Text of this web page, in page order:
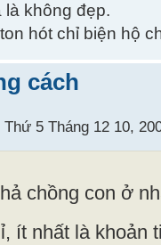
không đẹp.
hót chỉ biện hộ
cách
Thứ 5 Tháng 12 10,
chồng con ở
ít nhất là khoản